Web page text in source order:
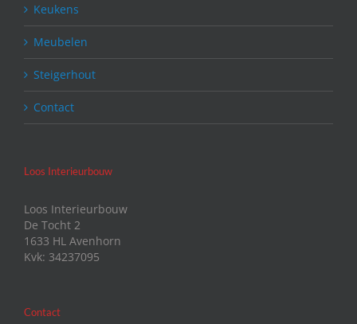
Keukens
Meubelen
Steigerhout
Contact
Loos Interieurbouw
Loos Interieurbouw
De Tocht 2
1633 HL Avenhorn
Kvk: 34237095
Contact